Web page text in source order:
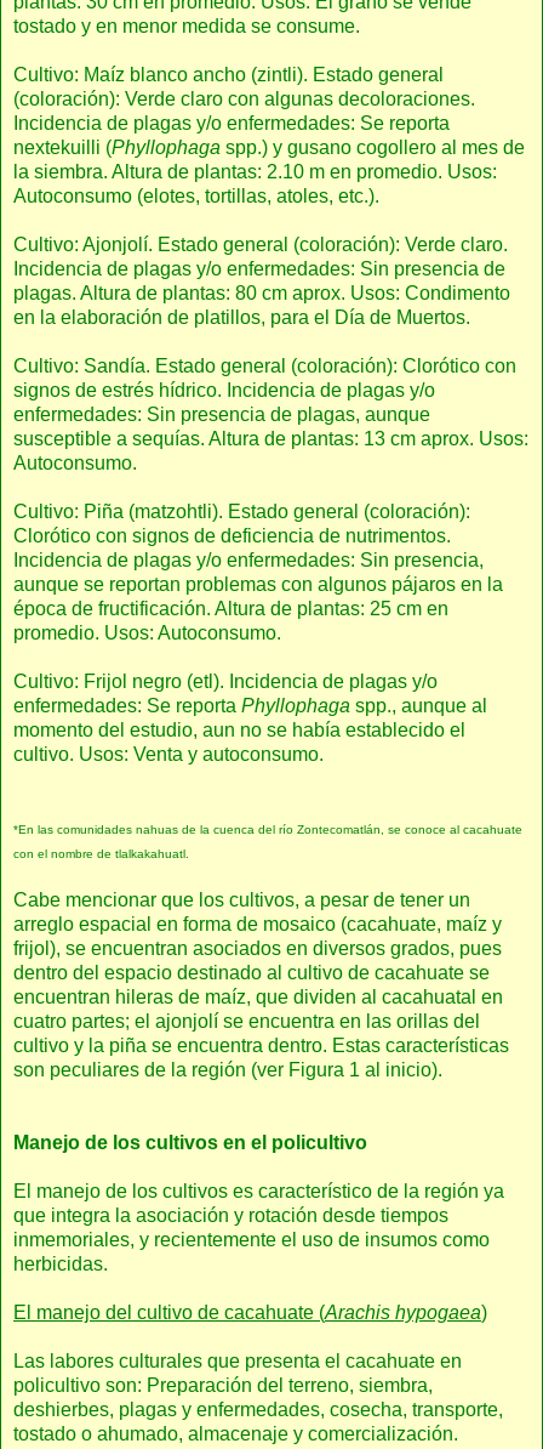
tostado y en menor medida se consume.
Cultivo: Maíz blanco ancho (zintli). Estado general
(coloración): Verde claro con algunas decoloraciones.
Incidencia de plagas y/o enfermedades: Se reporta
nextekuilli (Phyllophaga spp.) y gusano cogollero al mes de
la siembra. Altura de plantas: 2.10 m en promedio. Usos:
Autoconsumo (elotes, tortillas, atoles, etc.).
Cultivo: Ajonjolí. Estado general (coloración): Verde claro.
Incidencia de plagas y/o enfermedades: Sin presencia de
plagas. Altura de plantas: 80 cm aprox. Usos: Condimento
en la elaboración de platillos, para el Día de Muertos.
Cultivo: Sandía. Estado general (coloración): Clorótico con
signos de estrés hídrico. Incidencia de plagas y/o
enfermedades: Sin presencia de plagas, aunque
susceptible a sequías. Altura de plantas: 13 cm aprox. Usos:
Autoconsumo.
Cultivo: Piña (matzohtli). Estado general (coloración):
Clorótico con signos de deficiencia de nutrimentos.
Incidencia de plagas y/o enfermedades: Sin presencia,
aunque se reportan problemas con algunos pájaros en la
época de fructificación. Altura de plantas: 25 cm en
promedio. Usos: Autoconsumo.
Cultivo: Frijol negro (etl). Incidencia de plagas y/o
enfermedades: Se reporta Phyllophaga spp., aunque al
momento del estudio, aun no se había establecido el
cultivo. Usos: Venta y autoconsumo.
*En las comunidades nahuas de la cuenca del río Zontecomatlán, se conoce al cacahuate
con el nombre de tlalkakahuatl.
Cabe mencionar que los cultivos, a pesar de tener un
arreglo espacial en forma de mosaico (cacahuate, maíz y
frijol), se encuentran asociados en diversos grados, pues
dentro del espacio destinado al cultivo de cacahuate se
encuentran hileras de maíz, que dividen al cacahuatal en
cuatro partes; el ajonjolí se encuentra en las orillas del
cultivo y la piña se encuentra dentro. Estas características
son peculiares de la región (ver Figura 1 al inicio).
Manejo de los cultivos en el policultivo
El manejo de los cultivos es característico de la región ya
que integra la asociación y rotación desde tiempos
inmemoriales, y recientemente el uso de insumos como
herbicidas.
El manejo del cultivo de cacahuate (Arachis hypogaea)
Las labores culturales que presenta el cacahuate en
policultivo son: Preparación del terreno, siembra,
deshierbes, plagas y enfermedades, cosecha, transporte,
tostado o ahumado, almacenaje y comercialización.